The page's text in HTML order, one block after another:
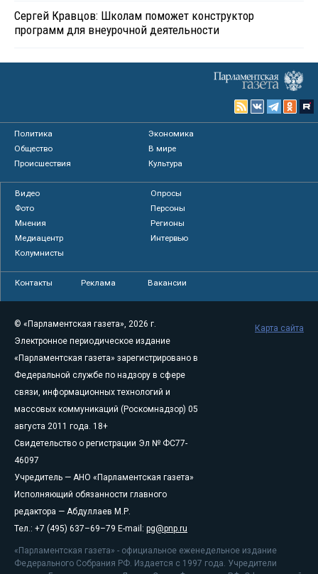
Сергей Кравцов: Школам поможет конструктор
программ для внеурочной деятельности
Политика
Экономика
Общество
В мире
Происшествия
Культура
Видео
Опросы
Фото
Персоны
Мнения
Регионы
Медиацентр
Интервью
Колумнисты
Контакты Реклама Вакансии
© «Парламентская газета», 2026 г.
Электронное периодическое издание
«Парламентская газета» зарегистрировано в
Федеральной службе по надзору в сфере
связи, информационных технологий и
массовых коммуникаций (Роскомнадзор) 05
августа 2011 года. 18+
Свидетельство о регистрации Эл № ФС77-
46097
Учредитель — АНО «Парламентская газета»
Исполняющий обязанности главного
редактора — Абдуллаев М.Р.
Тел.: +7 (495) 637–69–79 E-mail: pg@pnp.ru
«Парламентская газета» - официальное еженедельное издание
Федерального Собрания РФ. Издается с 1997 года. Учредители
Карта сайта